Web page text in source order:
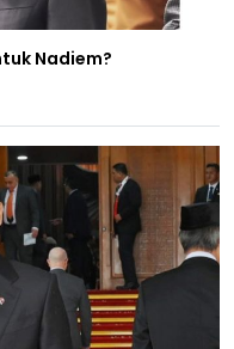
Nadiem?